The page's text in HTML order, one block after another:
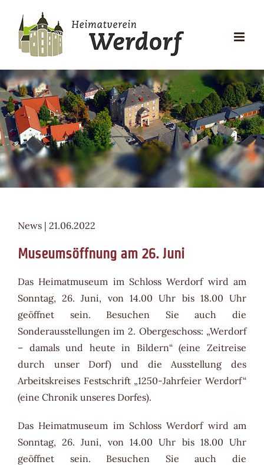
Inhalt
springen
News | 21.06.2022
Museumsöffnung am 26. Juni
Das Heimatmuseum im Schloss Werdorf wird am
Sonntag, 26. Juni, von 14.00 Uhr bis 18.00 Uhr
geöffnet sein. Besuchen Sie auch die
Sonderausstellungen im 2. Obergeschoss: „Werdorf
– damals und heute in Bildern“ (eine Zeitreise
durch unser Dorf) und die Ausstellung des
Arbeitskreises Festschrift „1250-Jahrfeier Werdorf“
(eine Chronik unseres Dorfes).
Das Heimatmuseum im Schloss Werdorf wird am
Sonntag, 26. Juni, von 14.00 Uhr bis 18.00 Uhr
geöffnet sein. Besuchen Sie auch die